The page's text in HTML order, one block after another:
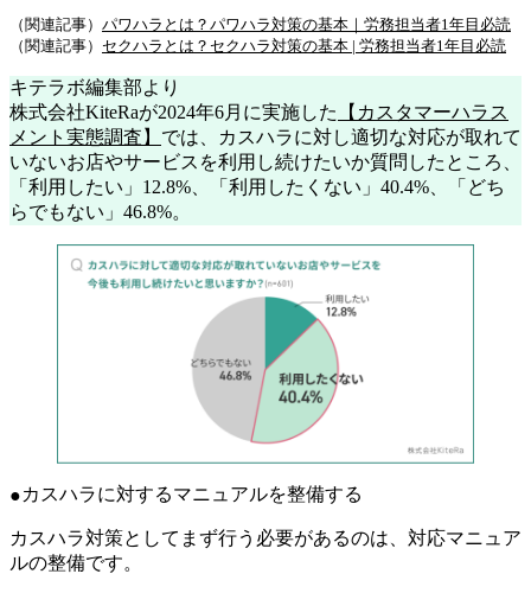
（関連記事） パワハラとは？パワハラ対策の基本｜労務担当者1年目必読
（関連記事） セクハラとは？セクハラ対策の基本 | 労務担当者1年目必読
キテラボ編集部より
株式会社KiteRaが2024年6月に実施した
【カスタマーハラス
メント実態調査】 では、カスハラに対し適切な対応が取れて
いないお店やサービスを利用し続けたいか質問したところ、
「利用したい」12.8%、「利用したくない」40.4%、「どち
らでもない」46.8%。
カスハラに対するマニュアルを整備する
カスハラ対策としてまず行う必要があるのは、対応マニュア
ルの整備です。